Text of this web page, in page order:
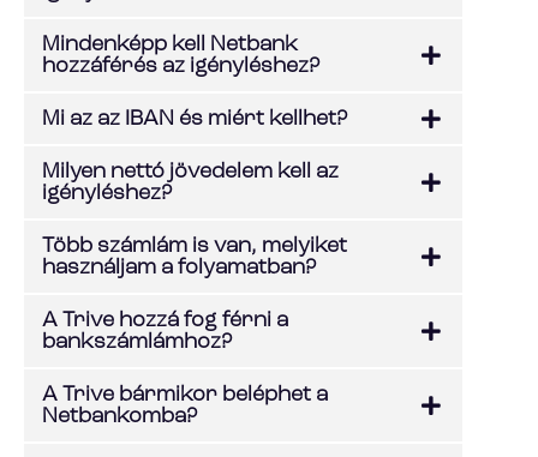
Mindenképp kell Netbank
hozzáférés az igényléshez?
Mi az az IBAN és miért kellhet?
Milyen nettó jövedelem kell az
igényléshez?
Több számlám is van, melyiket
használjam a folyamatban?
A Trive hozzá fog férni a
bankszámlámhoz?
A Trive bármikor beléphet a
Netbankomba?